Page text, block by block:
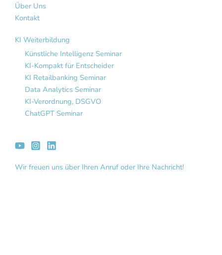
Über Uns
Kontakt
KI Weiterbildung
Künstliche Intelligenz Seminar
KI-Kompakt für Entscheider
KI Retailbanking Seminar
Data Analytics Seminar
KI-Verordnung, DSGVO
ChatGPT Seminar
Wir freuen uns über Ihren Anruf oder Ihre Nachricht!